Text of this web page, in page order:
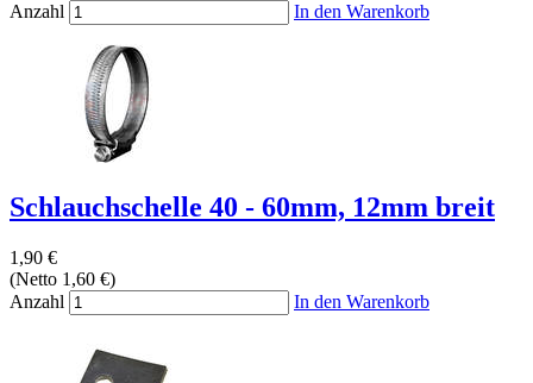
Anzahl
In den Warenkorb
Schlauchschelle 40 - 60mm, 12mm breit
1,90 €
(Netto 1,60 €)
Anzahl
In den Warenkorb